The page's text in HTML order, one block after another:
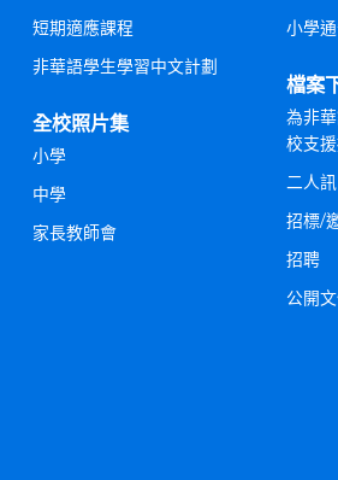
短期適應課程
非華語學生學習中文計劃
全校照片集
小學
中學
家長教師會
小學
檔案
為非
校支
二人訊
招標/
招聘
公開